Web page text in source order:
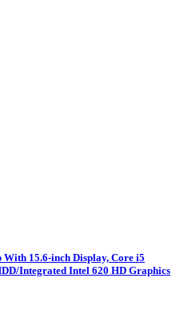
15.6-inch Display, Core i5
Integrated Intel 620 HD Graphics